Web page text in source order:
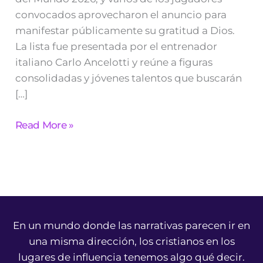
convocados aprovecharon el anuncio para
manifestar públicamente su gratitud a Dios.
La lista fue presentada por el entrenador
italiano Carlo Ancelotti y reúne a figuras
consolidadas y jóvenes talentos que buscarán
[…]
Read More »
En un mundo donde las narrativas parecen ir en
una misma dirección, los cristianos en los
lugares de influencia tenemos algo qué decir.